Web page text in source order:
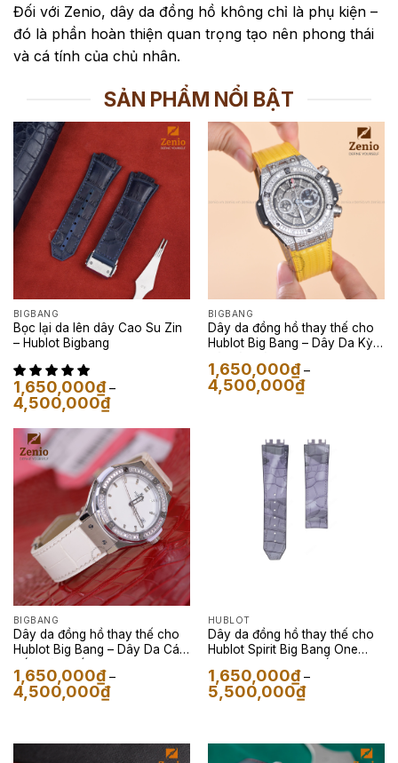
Đối với Zenio, dây da đồng hồ không chỉ là phụ kiện –
đó là phần hoàn thiện quan trọng tạo nên phong thái
và cá tính của chủ nhân.
SẢN PHẨM NỔI BẬT
BIGBANG
Bọc lại da lên dây Cao Su Zin
– Hublot Bigbang
1,650,000₫ –
4,500,000₫Khoảng
giá:
1,650,000₫
đến
4,500,000₫
BIGBANG
Dây da đồng hồ thay thế cho
Hublot Big Bang – Dây Da Kỳ
1,650,000₫ –
4,500,000₫Khoảng
giá:
4,500,000₫
BIGBANG
Dây da đồng hồ thay thế cho
Hublot Big Bang – Dây Da Cá
Sấu Màu Trắng
1,650,000₫ –
4,500,000₫Khoảng
giá:
4,500,000₫
HUBLOT
Dây da đồng hồ thay thế cho
Hublot Spirit Big Bang One
Click – Dây Da Cá Sấu Camo
Xám
1,650,000₫ –
5,500,000₫Khoảng
giá:
5,500,000₫